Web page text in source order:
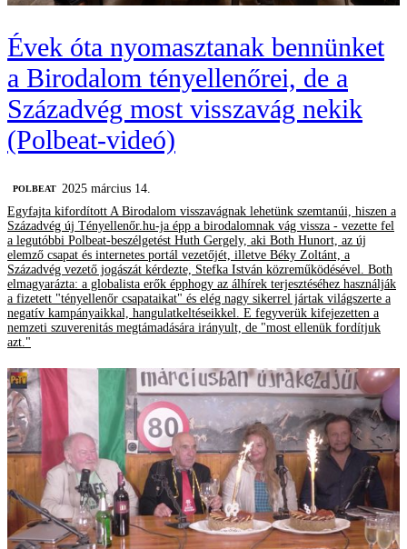
Évek óta nyomasztanak bennünket
a Birodalom tényellenőrei, de a
Századvég most visszavág nekik
(Polbeat-videó)
‎POLBEAT 2025 március 14.
Egyfajta kifordított A Birodalom visszavágnak lehetünk szemtanúi, hiszen a
Századvég új Tényellenőr.hu-ja épp a birodalomnak vág vissza - vezette fel
a legutóbbi Polbeat-beszélgetést Huth Gergely, aki Both Hunort, az új
elemző csapat és internetes portál vezetőjét, illetve Béky Zoltánt, a
Századvég vezető jogászát kérdezte, Stefka István közreműködésével. Both
elmagyarázta: a globalista erők épphogy az álhírek terjesztéséhez használják
a fizetett "tényellenőr csapataikat" és elég nagy sikerrel jártak világszerte a
negatív kampányaikkal, hangulatkeltéseikkel. E fegyverük kifejezetten a
nemzeti szuverenitás megtámadására irányult, de "most ellenük fordítjuk
azt."